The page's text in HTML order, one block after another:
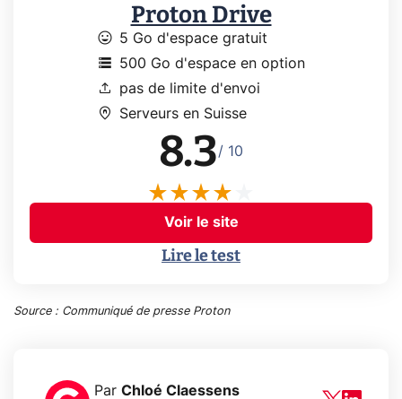
Proton Drive
mood 5 Go d'espace gratuit
storage 500 Go d'espace en option
upload pas de limite d'envoi
home_pin Serveurs en Suisse
8.3/ 10
Voir le site
Lire le test
Source : Communiqué de presse Proton
Par Chloé Claessens